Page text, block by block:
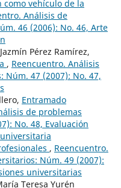
vehículo de la
Análisis de
46 (2006): No. 46, Arte
Pérez Ramírez,
, Reencuentro. Análisis
47 (2007): No. 47,
Entramado
de problemas
No. 48, Evaluación
, Reencuentro.
Núm. 49 (2007):
universitarias
Teresa Yurén